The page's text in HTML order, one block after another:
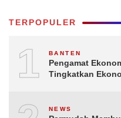
TERPOPULER
1 BANTEN
Pengamat
Tingkatkan
NEWS